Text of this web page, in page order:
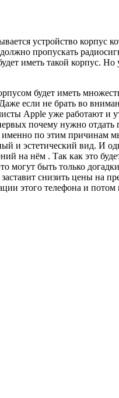
устройство корпус
пропускать
иметь такой корпус.
будет иметь
если не брать во
Apple уже работают
почему нужно
по этим причинам
и эстетический вид. И
на нём . Так как это
быть только
снизить цены на
этого телефона и